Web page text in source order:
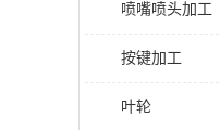
喷嘴喷头加工
按键加工
叶轮